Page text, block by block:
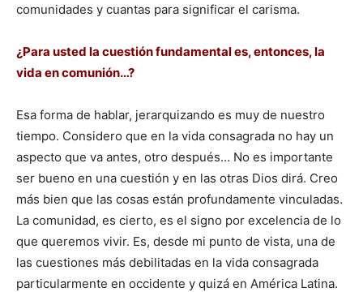
comunidades y cuantas para significar el carisma.
¿Para usted la cuestión fundamental es, entonces, la
vida en comunión…?
Esa forma de hablar, jerarquizando es muy de nuestro
tiempo. Considero que en la vida consagrada no hay un
aspecto que va antes, otro después… No es importante
ser bueno en una cuestión y en las otras Dios dirá. Creo
más bien que las cosas están profundamente vinculadas.
La comunidad, es cierto, es el signo por excelencia de lo
que queremos vivir. Es, desde mi punto de vista, una de
las cuestiones más debilitadas en la vida consagrada
particularmente en occidente y quizá en América Latina.